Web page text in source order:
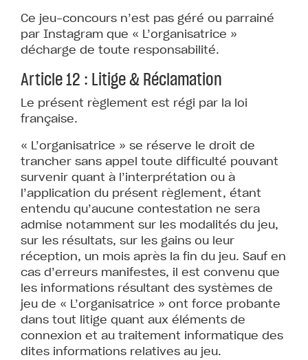
Ce jeu-concours n’est pas géré ou parrainé
par Instagram que « L’organisatrice »
décharge de toute responsabilité.
Article 12 : Litige & Réclamation
Le présent règlement est régi par la loi
française.
« L’organisatrice » se réserve le droit de
trancher sans appel toute difficulté pouvant
survenir quant à l’interprétation ou à
l’application du présent règlement, étant
entendu qu’aucune contestation ne sera
admise notamment sur les modalités du jeu,
sur les résultats, sur les gains ou leur
réception, un mois après la fin du jeu. Sauf en
cas d’erreurs manifestes, il est convenu que
les informations résultant des systèmes de
jeu de « L’organisatrice » ont force probante
dans tout litige quant aux éléments de
connexion et au traitement informatique des
dites informations relatives au jeu.